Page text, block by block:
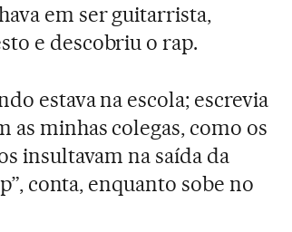
em ser guitarrista,
e descobriu o rap.
estava na escola; escrevia
as minhas colegas, como os
insultavam na saída da
conta, enquanto sobe no